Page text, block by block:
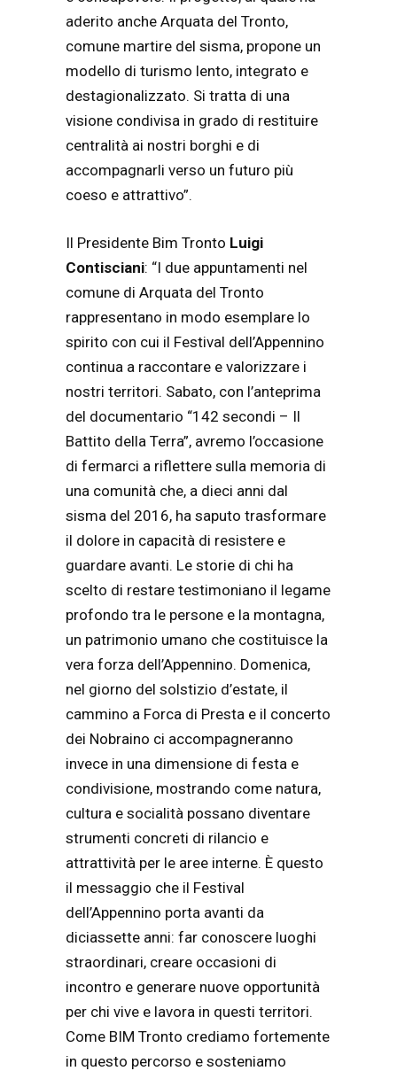
aderito anche Arquata del Tronto,
comune martire del sisma, propone un
modello di turismo lento, integrato e
destagionalizzato. Si tratta di una
visione condivisa in grado di restituire
centralità ai nostri borghi e di
accompagnarli verso un futuro più
coeso e attrattivo”.
Il Presidente Bim Tronto Luigi
Contisciani: “I due appuntamenti nel
comune di Arquata del Tronto
rappresentano in modo esemplare lo
spirito con cui il Festival dell’Appennino
continua a raccontare e valorizzare i
nostri territori. Sabato, con l’anteprima
del documentario “142 secondi – Il
Battito della Terra”, avremo l’occasione
di fermarci a riflettere sulla memoria di
una comunità che, a dieci anni dal
sisma del 2016, ha saputo trasformare
il dolore in capacità di resistere e
guardare avanti. Le storie di chi ha
scelto di restare testimoniano il legame
profondo tra le persone e la montagna,
un patrimonio umano che costituisce la
vera forza dell’Appennino. Domenica,
nel giorno del solstizio d’estate, il
cammino a Forca di Presta e il concerto
dei Nobraino ci accompagneranno
invece in una dimensione di festa e
condivisione, mostrando come natura,
cultura e socialità possano diventare
strumenti concreti di rilancio e
attrattività per le aree interne. È questo
il messaggio che il Festival
dell’Appennino porta avanti da
diciassette anni: far conoscere luoghi
straordinari, creare occasioni di
incontro e generare nuove opportunità
per chi vive e lavora in questi territori.
Come BIM Tronto crediamo fortemente
in questo percorso e sosteniamo